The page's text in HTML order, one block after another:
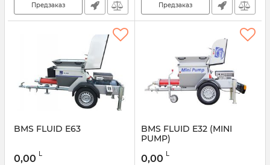
Предзаказ Предзаказ
BMS FLUID E63
0,00 L
BMS FLUID E32 (MINI
PUMP)
0,00 L